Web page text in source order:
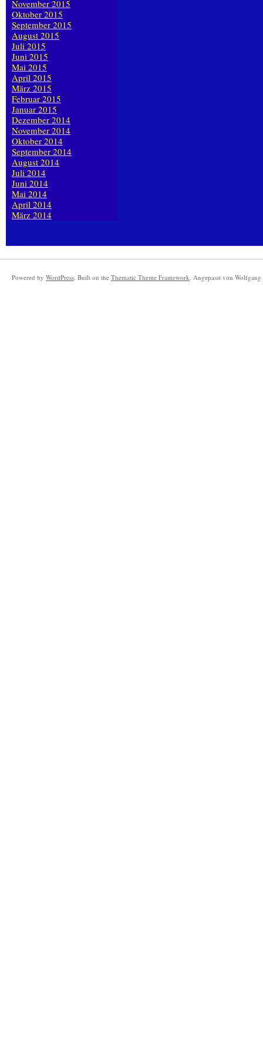
November 2015
Oktober 2015
September 2015
August 2015
Juli 2015
Juni 2015
Mai 2015
April 2015
März 2015
Februar 2015
Januar 2015
Dezember 2014
November 2014
Oktober 2014
September 2014
August 2014
Juli 2014
Juni 2014
Mai 2014
April 2014
März 2014
Powered by WordPress. Built on the Thematic Theme Framework. Angepasst von